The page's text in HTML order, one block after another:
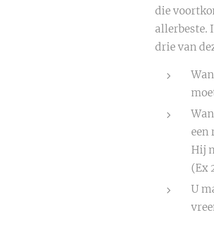
die
allerbeste.
drie van
een
Hij
(Ex
U